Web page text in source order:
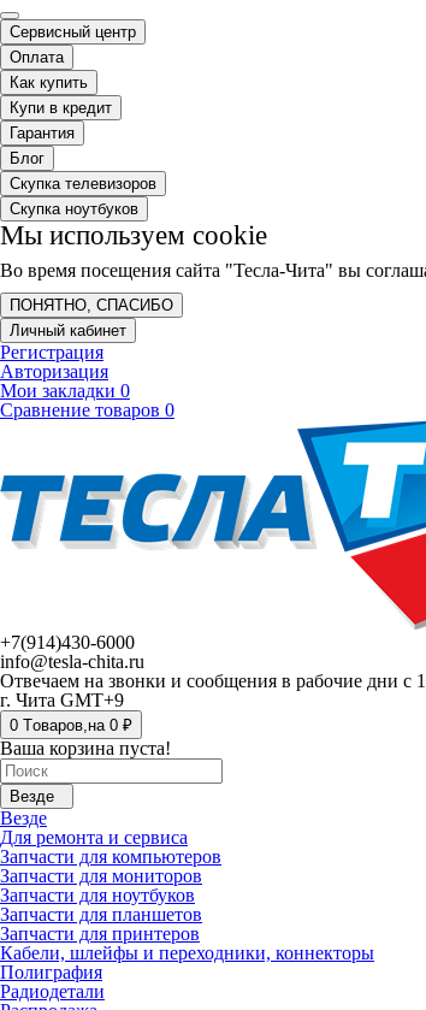
Сервисный центр
Оплата
Как купить
Купи в кредит
Гарантия
Блог
Скупка телевизоров
Скупка ноутбуков
Мы используем cookie
Во время посещения сайта "Тесла-Чита" вы
ПОНЯТНО, СПАСИБО
Личный кабинет
Регистрация
Авторизация
Мои закладки 0
Сравнение товаров 0
+7(914)430-6000
info@tesla-chita.ru
Отвечаем на звонки и сообщения в рабочие дни с
г. Чита GMT+9
0 Tоваров,на 0 ₽
Ваша корзина пуста!
Везде
Везде
Для ремонта и сервиса
Запчасти для компьютеров
Запчасти для мониторов
Запчасти для ноутбуков
Запчасти для планшетов
Запчасти для принтеров
Кабели, шлейфы и переходники, коннекторы
Полиграфия
Радиодетали